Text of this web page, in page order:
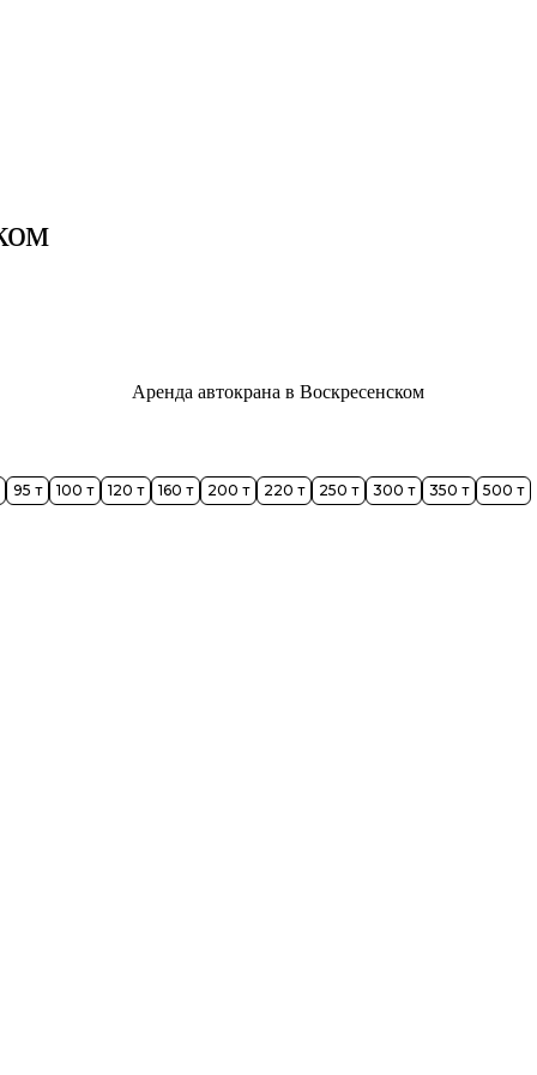
95 т 100 т 120 т 160 т 200 т 220 т 250 т 300 т 350 т 500 т